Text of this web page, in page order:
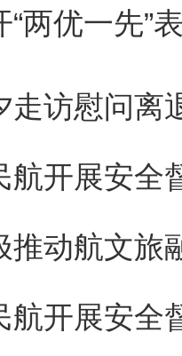
两优一先”
走访慰问离
航开展安全
推动航文旅
航开展安全